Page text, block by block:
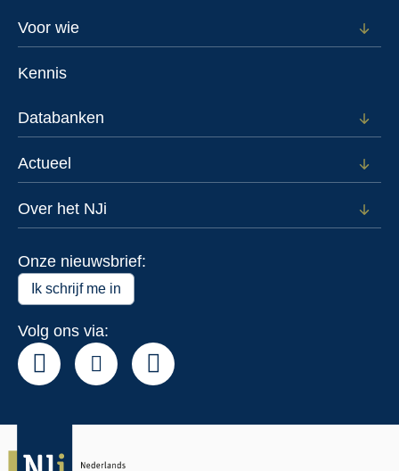
Footer
Voor wie
Open
Kennis
Databanken
Open
voor
Actueel
Open
voor
Over het NJi
Open
Onze nieuwsbrief:
Ik schrijf me in
Volg ons via: